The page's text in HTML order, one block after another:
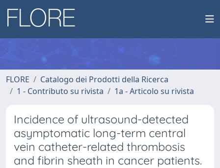
FLORE
Catalogo dei Prodotti della Ricerca
1 - Contributo su rivista
1a - Articolo su rivista
Incidence of ultrasound-detected
asymptomatic long-term central
vein catheter-related thrombosis
and fibrin sheath in cancer patients.